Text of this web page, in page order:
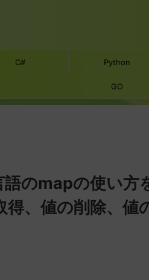
C# Python
GO
語のmapの使い
得、値の削除、値